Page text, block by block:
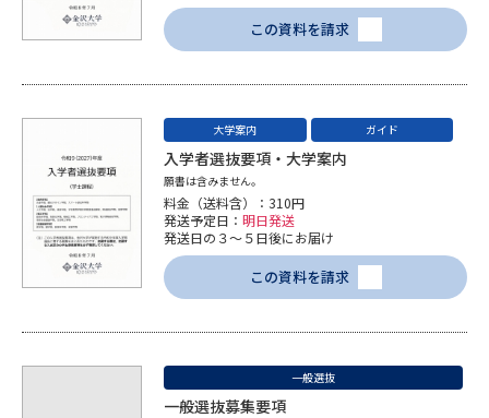
大学で学びたい学問発見
学問の教科書 夢ナビライブ
ユーザーサポート
大学進学IDについて
資料の料金の
個人情報取扱規定
この資料を請求
大学案内 ガイド
入学者選抜要項・大学案内
願書は含みません。
料金（送料含）：310円
発送予定日： 明日発送
発送日の３～５日後にお届け
この資料を請求
一般選抜
一般選抜募集要項